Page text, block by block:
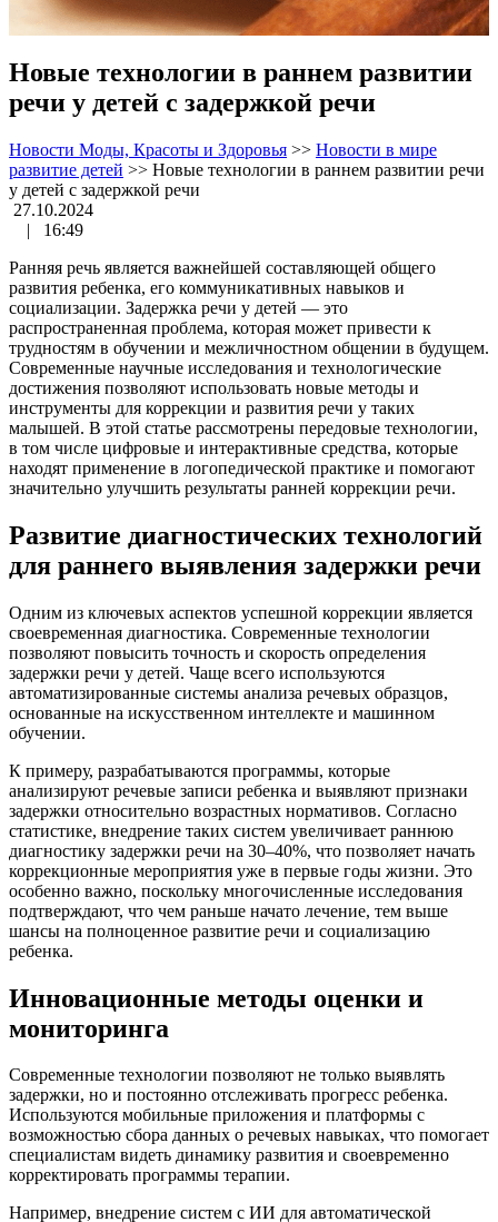
Новые технологии в раннем развитии
речи у детей с задержкой речи
Новости Моды, Красоты и Здоровья >> Новости в мире
развитие детей >> Новые технологии в раннем развитии речи
у детей с задержкой речи
27.10.2024
|
16:49
Ранняя речь является важнейшей составляющей общего
развития ребенка, его коммуникативных навыков и
социализации. Задержка речи у детей — это
распространенная проблема, которая может привести к
трудностям в обучении и межличностном общении в будущем.
Современные научные исследования и технологические
достижения позволяют использовать новые методы и
инструменты для коррекции и развития речи у таких
малышей. В этой статье рассмотрены передовые технологии,
в том числе цифровые и интерактивные средства, которые
находят применение в логопедической практике и помогают
значительно улучшить результаты ранней коррекции речи.
Развитие диагностических технологий
для раннего выявления задержки речи
Одним из ключевых аспектов успешной коррекции является
своевременная диагностика. Современные технологии
позволяют повысить точность и скорость определения
задержки речи у детей. Чаще всего используются
автоматизированные системы анализа речевых образцов,
основанные на искусственном интеллекте и машинном
обучении.
К примеру, разрабатываются программы, которые
анализируют речевые записи ребенка и выявляют признаки
задержки относительно возрастных нормативов. Согласно
статистике, внедрение таких систем увеличивает раннюю
диагностику задержки речи на 30–40%, что позволяет начать
коррекционные мероприятия уже в первые годы жизни. Это
особенно важно, поскольку многочисленные исследования
подтверждают, что чем раньше начато лечение, тем выше
шансы на полноценное развитие речи и социализацию
ребенка.
Инновационные методы оценки и
мониторинга
Современные технологии позволяют не только выявлять
задержки, но и постоянно отслеживать прогресс ребенка.
Используются мобильные приложения и платформы с
возможностью сбора данных о речевых навыках, что помогает
специалистам видеть динамику развития и своевременно
корректировать программы терапии.
Например, внедрение систем с ИИ для автоматической